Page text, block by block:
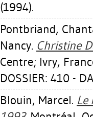
(1994).
Pontbriand,
Nancy. Christine
Centre; Ivry,
DOSSIER: 410 -
Blouin, Marcel. Le